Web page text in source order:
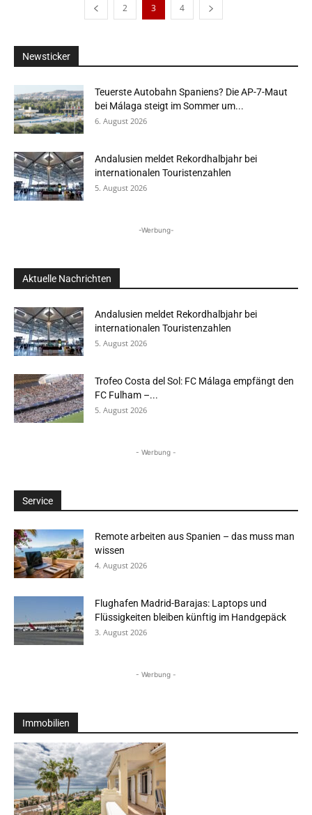
2 3 4
Newsticker
Teuerste Autobahn Spaniens? Die AP-7-Maut
bei Málaga steigt im Sommer um...
6. August 2026
Andalusien meldet Rekordhalbjahr bei
internationalen Touristenzahlen
5. August 2026
-Werbung-
Aktuelle Nachrichten
Andalusien meldet Rekordhalbjahr bei
internationalen Touristenzahlen
5. August 2026
Trofeo Costa del Sol: FC Málaga empfängt den
FC Fulham –...
5. August 2026
- Werbung -
Service
Remote arbeiten aus Spanien – das muss man
wissen
4. August 2026
Flughafen Madrid-Barajas: Laptops und
Flüssigkeiten bleiben künftig im Handgepäck
3. August 2026
- Werbung -
Immobilien